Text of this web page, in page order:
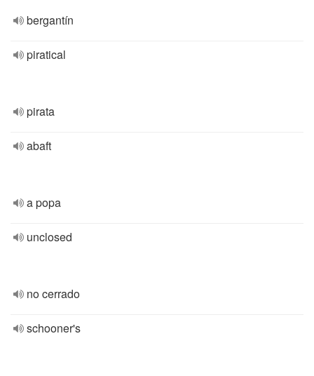
bergantín
piratical
pirata
abaft
a popa
unclosed
no cerrado
schooner's